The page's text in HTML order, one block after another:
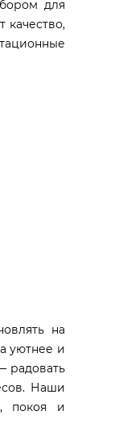
для
качество,
на
уютнее и
радовать
Наши
покоя и